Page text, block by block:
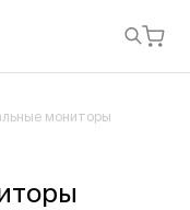
мониторы